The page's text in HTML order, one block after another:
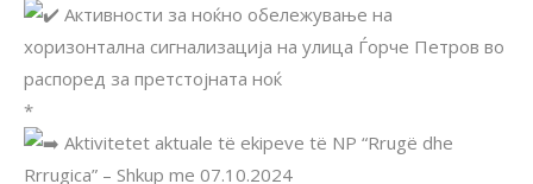
Активности за ноќно обележување на
хоризонтална сигнализација на улица Ѓорче Петров во
распоред за претстојната ноќ
*
Aktivitetet aktuale të ekipeve të NP “Rrugë dhe
Rrrugica” – Shkup me 07.10.2024